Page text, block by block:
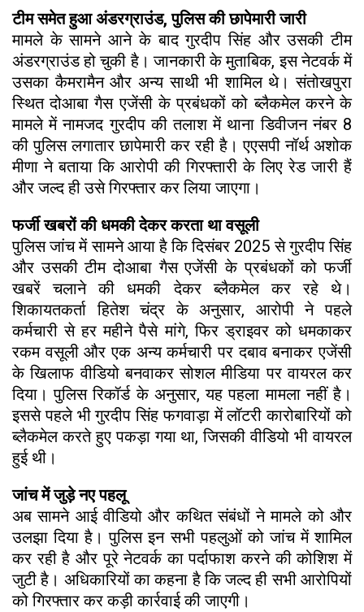
टीम समेत हुआ अंडरग्राउंड, पुलिस की छापेमारी जारी
मामले के सामने आने के बाद गुरदीप सिंह और उसकी टीम
अंडरग्राउंड हो चुकी है। जानकारी के मुताबिक, इस नेटवर्क में
उसका कैमरामैन और अन्य साथी भी शामिल थे। संतोखपुरा
स्थित दोआबा गैस एजेंसी के प्रबंधकों को ब्लैकमेल करने के
मामले में नामजद गुरदीप की तलाश में थाना डिवीजन नंबर 8
की पुलिस लगातार छापेमारी कर रही है। एएसपी नॉर्थ अशोक
मीणा ने बताया कि आरोपी की गिरफ्तारी के लिए रेड जारी हैं
और जल्द ही उसे गिरफ्तार कर लिया जाएगा।
फर्जी खबरों की धमकी देकर करता था वसूली
पुलिस जांच में सामने आया है कि दिसंबर 2025 से गुरदीप सिंह
और उसकी टीम दोआबा गैस एजेंसी के प्रबंधकों को फर्जी
खबरें चलाने की धमकी देकर ब्लैकमेल कर रहे थे।
शिकायतकर्ता हितेश चंद्र के अनुसार, आरोपी ने पहले
कर्मचारी से हर महीने पैसे मांगे, फिर ड्राइवर को धमकाकर
रकम वसूली और एक अन्य कर्मचारी पर दबाव बनाकर एजेंसी
के खिलाफ वीडियो बनवाकर सोशल मीडिया पर वायरल कर
दिया। पुलिस रिकॉर्ड के अनुसार, यह पहला मामला नहीं है।
इससे पहले भी गुरदीप सिंह फगवाड़ा में लॉटरी कारोबारियों को
ब्लैकमेल करते हुए पकड़ा गया था, जिसकी वीडियो भी वायरल
हुई थी।
जांच में जुड़े नए पहलू
अब सामने आई वीडियो और कथित संबंधों ने मामले को और
उलझा दिया है। पुलिस इन सभी पहलुओं को जांच में शामिल
कर रही है और पूरे नेटवर्क का पर्दाफाश करने की कोशिश में
जुटी है। अधिकारियों का कहना है कि जल्द ही सभी आरोपियों
को गिरफ्तार कर कड़ी कार्रवाई की जाएगी।